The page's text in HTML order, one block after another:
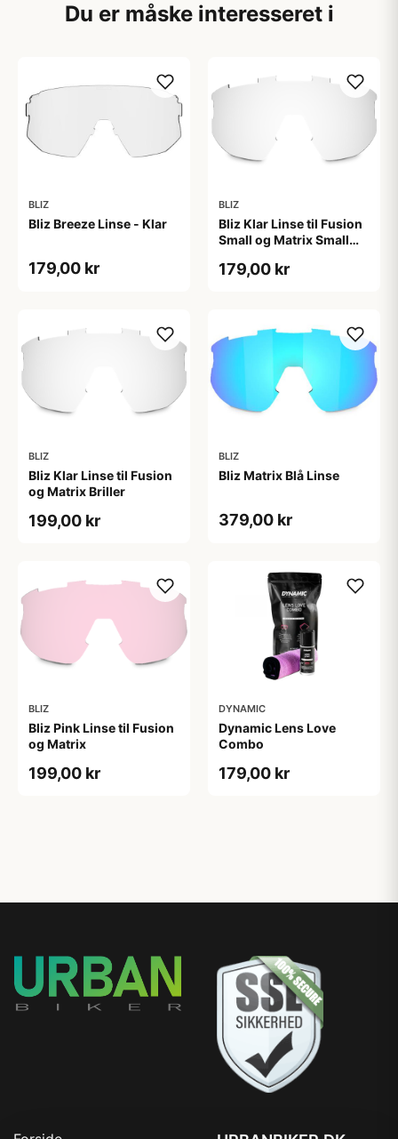
Du er måske interesseret i
BLIZ
Bliz Breeze Linse - Klar
179,00 kr
BLIZ
Bliz Klar Linse til Fusion
Small og Matrix Small
179,00 kr
BLIZ
Bliz Klar Linse til Fusion
og Matrix Briller
199,00 kr
BLIZ
Bliz Matrix Blå Linse
379,00 kr
BLIZ
Bliz Pink Linse til Fusion
og Matrix
199,00 kr
DYNAMIC
Dynamic Lens Love
Combo
179,00 kr